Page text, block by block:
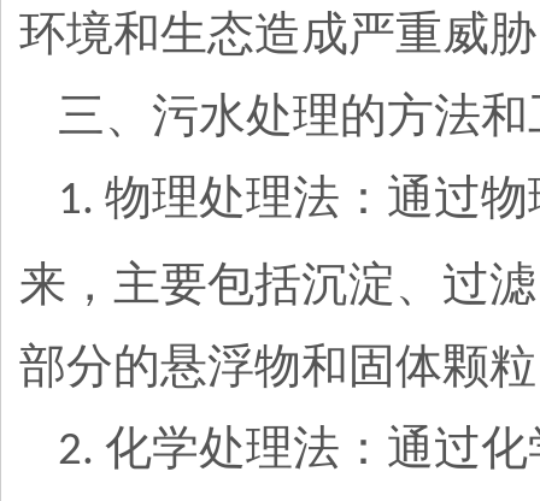
环境和生态造成严重威
三、污水处理的方法
1. 物理处理法：通过
来，主要包括沉淀、过
部分的悬浮物和固体颗
2. 化学处理法：通过